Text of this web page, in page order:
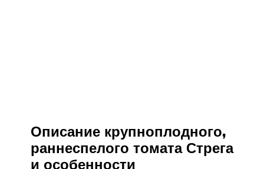
Описание крупноплодного,
раннеспелого томата Стрега
и особенности